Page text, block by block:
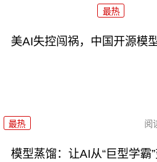
最热
美AI失控闯祸，中国开源模
最热 阅
模型蒸馏：让AI从“巨型学霸”